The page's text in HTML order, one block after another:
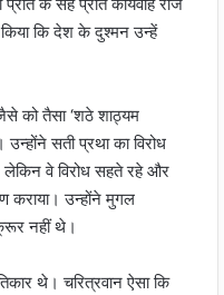
किया कि देश के दुश्मन उन्हें
को तैसा ‘शठे शाठ्यम
सती प्रथा का विरोध
लेकिन वे विरोध सहते रहे और
कराया। उन्होंने मुगल
नहीं थे।
थे। चरित्रवान ऐसा कि